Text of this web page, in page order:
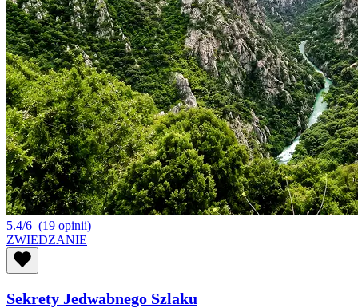
5.4/6 (19 opinii)
ZWIEDZANIE
Sekrety Jedwabnego Szlaku